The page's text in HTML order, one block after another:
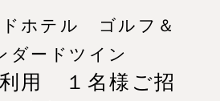
ホテル ゴルフ＆
ダードツイン
利用 １名様ご招